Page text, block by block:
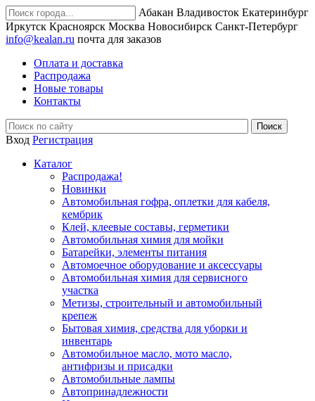
Абакан Владивосток Екатеринбург
Иркутск Красноярск Москва Новосибирск Санкт-Петербург
info@kealan.ru почта для заказов
Оплата и доставка
Распродажа
Новые товары
Контакты
Вход Регистрация
Каталог
Распродажа!
Новинки
Автомобильная гофра, оплетки для кабеля,
кембрик
Клей, клеевые составы, герметики
Автомобильная химия для мойки
Батарейки, элементы питания
Автомоечное оборудование и аксессуары
Автомобильная химия для сервисного
участка
Метизы, строительный и автомобильный
крепеж
Бытовая химия, средства для уборки и
инвентарь
Автомобильное масло, мото масло,
антифризы и присадки
Автомобильные лампы
Автопринадлежности